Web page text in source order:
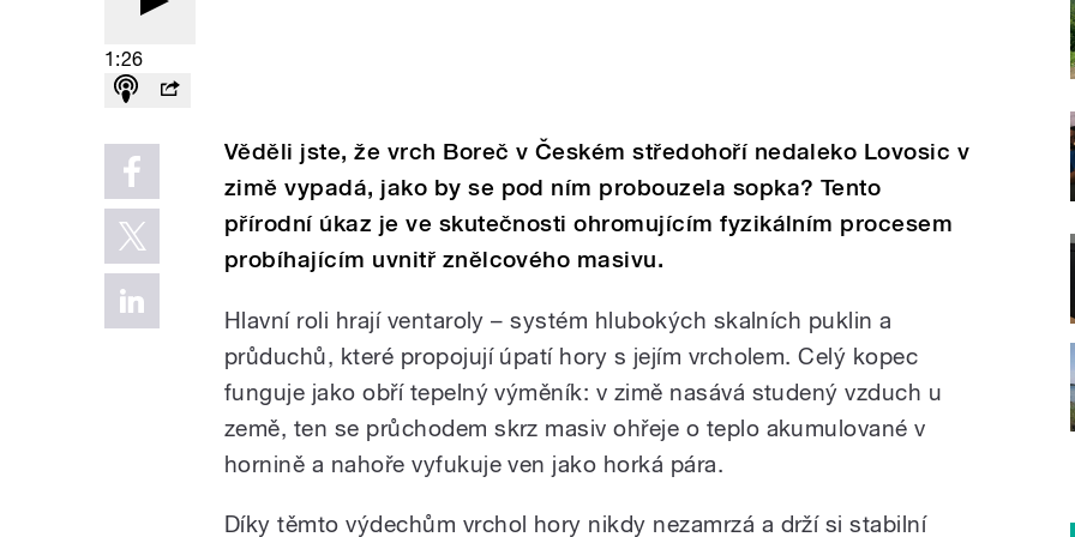
1:26
Věděli jste, že vrch Boreč v Českém středohoří nedaleko Lovosic v
zimě vypadá, jako by se pod ním probouzela sopka? Tento
přírodní úkaz je ve skutečnosti ohromujícím fyzikálním procesem
probíhajícím uvnitř znělcového masivu.
Hlavní roli hrají ventaroly – systém hlubokých skalních puklin a
průduchů, které propojují úpatí hory s jejím vrcholem. Celý kopec
funguje jako obří tepelný výměník: v zimě nasává studený vzduch u
země, ten se průchodem skrz masiv ohřeje o teplo akumulované v
hornině a nahoře vyfukuje ven jako horká pára.
Díky těmto výdechům vrchol hory nikdy nezamrzá a drží si stabilní